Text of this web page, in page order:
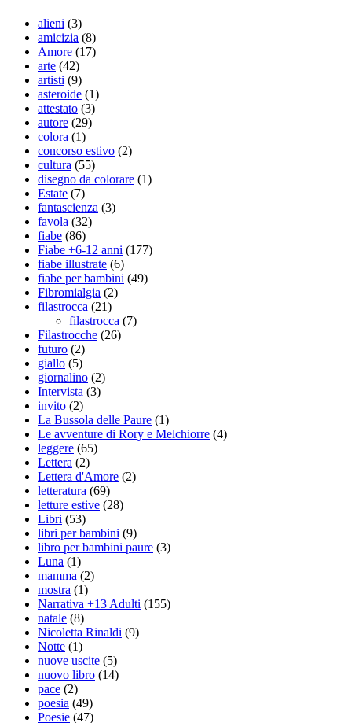
15,00 €.
alieni (3)
amicizia (8)
Amore (17)
arte (42)
artisti (9)
asteroide (1)
attestato (3)
autore (29)
colora (1)
concorso estivo (2)
cultura (55)
disegno da colorare (1)
Estate (7)
fantascienza (3)
favola (32)
fiabe (86)
Fiabe +6-12 anni (177)
fiabe illustrate (6)
fiabe per bambini (49)
Fibromialgia (2)
filastrocca (21)
filastrocca (7)
Filastrocche (26)
futuro (2)
giallo (5)
giornalino (2)
Intervista (3)
invito (2)
La Bussola delle Paure (1)
Le avventure di Rory e Melchiorre (4)
leggere (65)
Lettera (2)
Lettera d'Amore (2)
letteratura (69)
letture estive (28)
Libri (53)
libri per bambini (9)
libro per bambini paure (3)
Luna (1)
mamma (2)
mostra (1)
Narrativa +13 Adulti (155)
natale (8)
Nicoletta Rinaldi (9)
Notte (1)
nuove uscite (5)
nuovo libro (14)
pace (2)
poesia (49)
Poesie (47)